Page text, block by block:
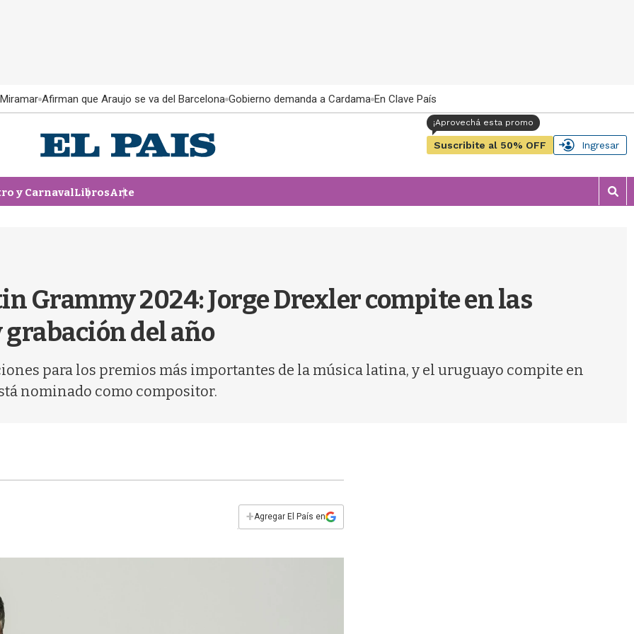
Afirman que Araujo se va del Barcelona Gobierno demanda a Cardama En Clave País
Suscribite al 50% OFF Ingresar
y CarnavalLibrosArte
M
o
Grammy 2024: Jorge Drexler compite en las
del año
para los premios más importantes de la música latina, y el uruguayo compite en
nominado como compositor.
+Agregar El País en